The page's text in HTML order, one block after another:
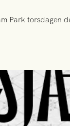
Park torsdagen